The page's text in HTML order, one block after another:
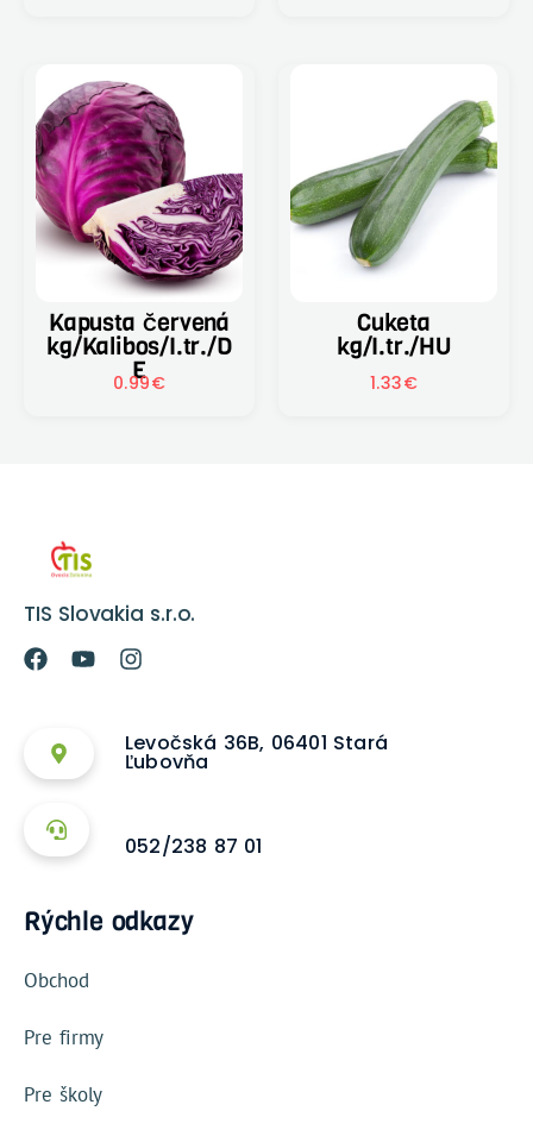
Kapusta červená
kg/Kalibos/I.tr./D
E
0.99€
Cuketa
kg/I.tr./HU
1.33€
TIS Slovakia s.r.o.
Levočská 36B, 06401 Stará
Ľubovňa
052/238 87 01
Rýchle odkazy
Obchod
Pre firmy
Pre školy